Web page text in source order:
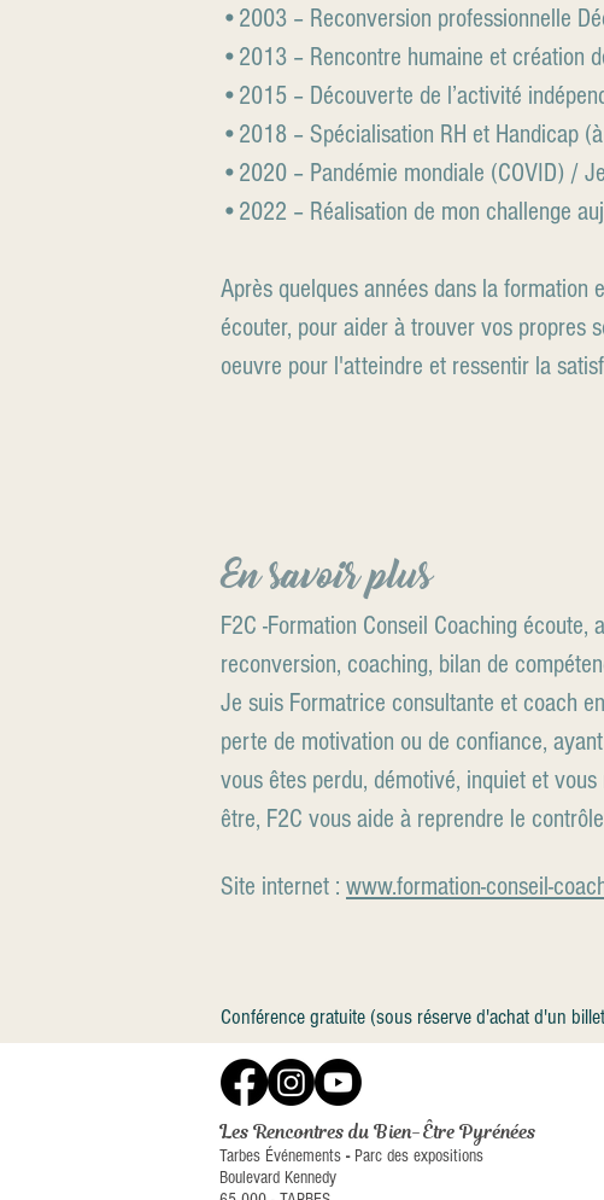
•2003 – Reconversion professionnelle
•2013 – Rencontre humaine et création
•2015 – Découverte de l’activité
•2018 – Spécialisation RH et Handicap
•2020 – Pandémie mondiale (COVID) /
•2022 – Réalisation de mon challenge
Après quelques années dans la
écouter, pour aider à trouver vos propres
oeuvre pour l'atteindre et ressentir la
En savoir plus
F2C -Formation Conseil Coaching
reconversion, coaching, bilan de
Je suis Formatrice consultante et coach
perte de motivation ou de confiance,
vous êtes perdu, démotivé, inquiet et
être, F2C vous aide à reprendre le
Site internet : www.formation-conseil-
Conférence gratuite (sous réserve d'achat d'un
Les Rencontres du Bien-Être Pyrénées
Tarbes Événements - Parc des expositions
Boulevard Kennedy